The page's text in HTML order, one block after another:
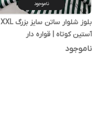
ناموجود
بلوز شلوار ساتن سایز بزرگ XXL
آستین کوتاه | قواره دار
ناموجود